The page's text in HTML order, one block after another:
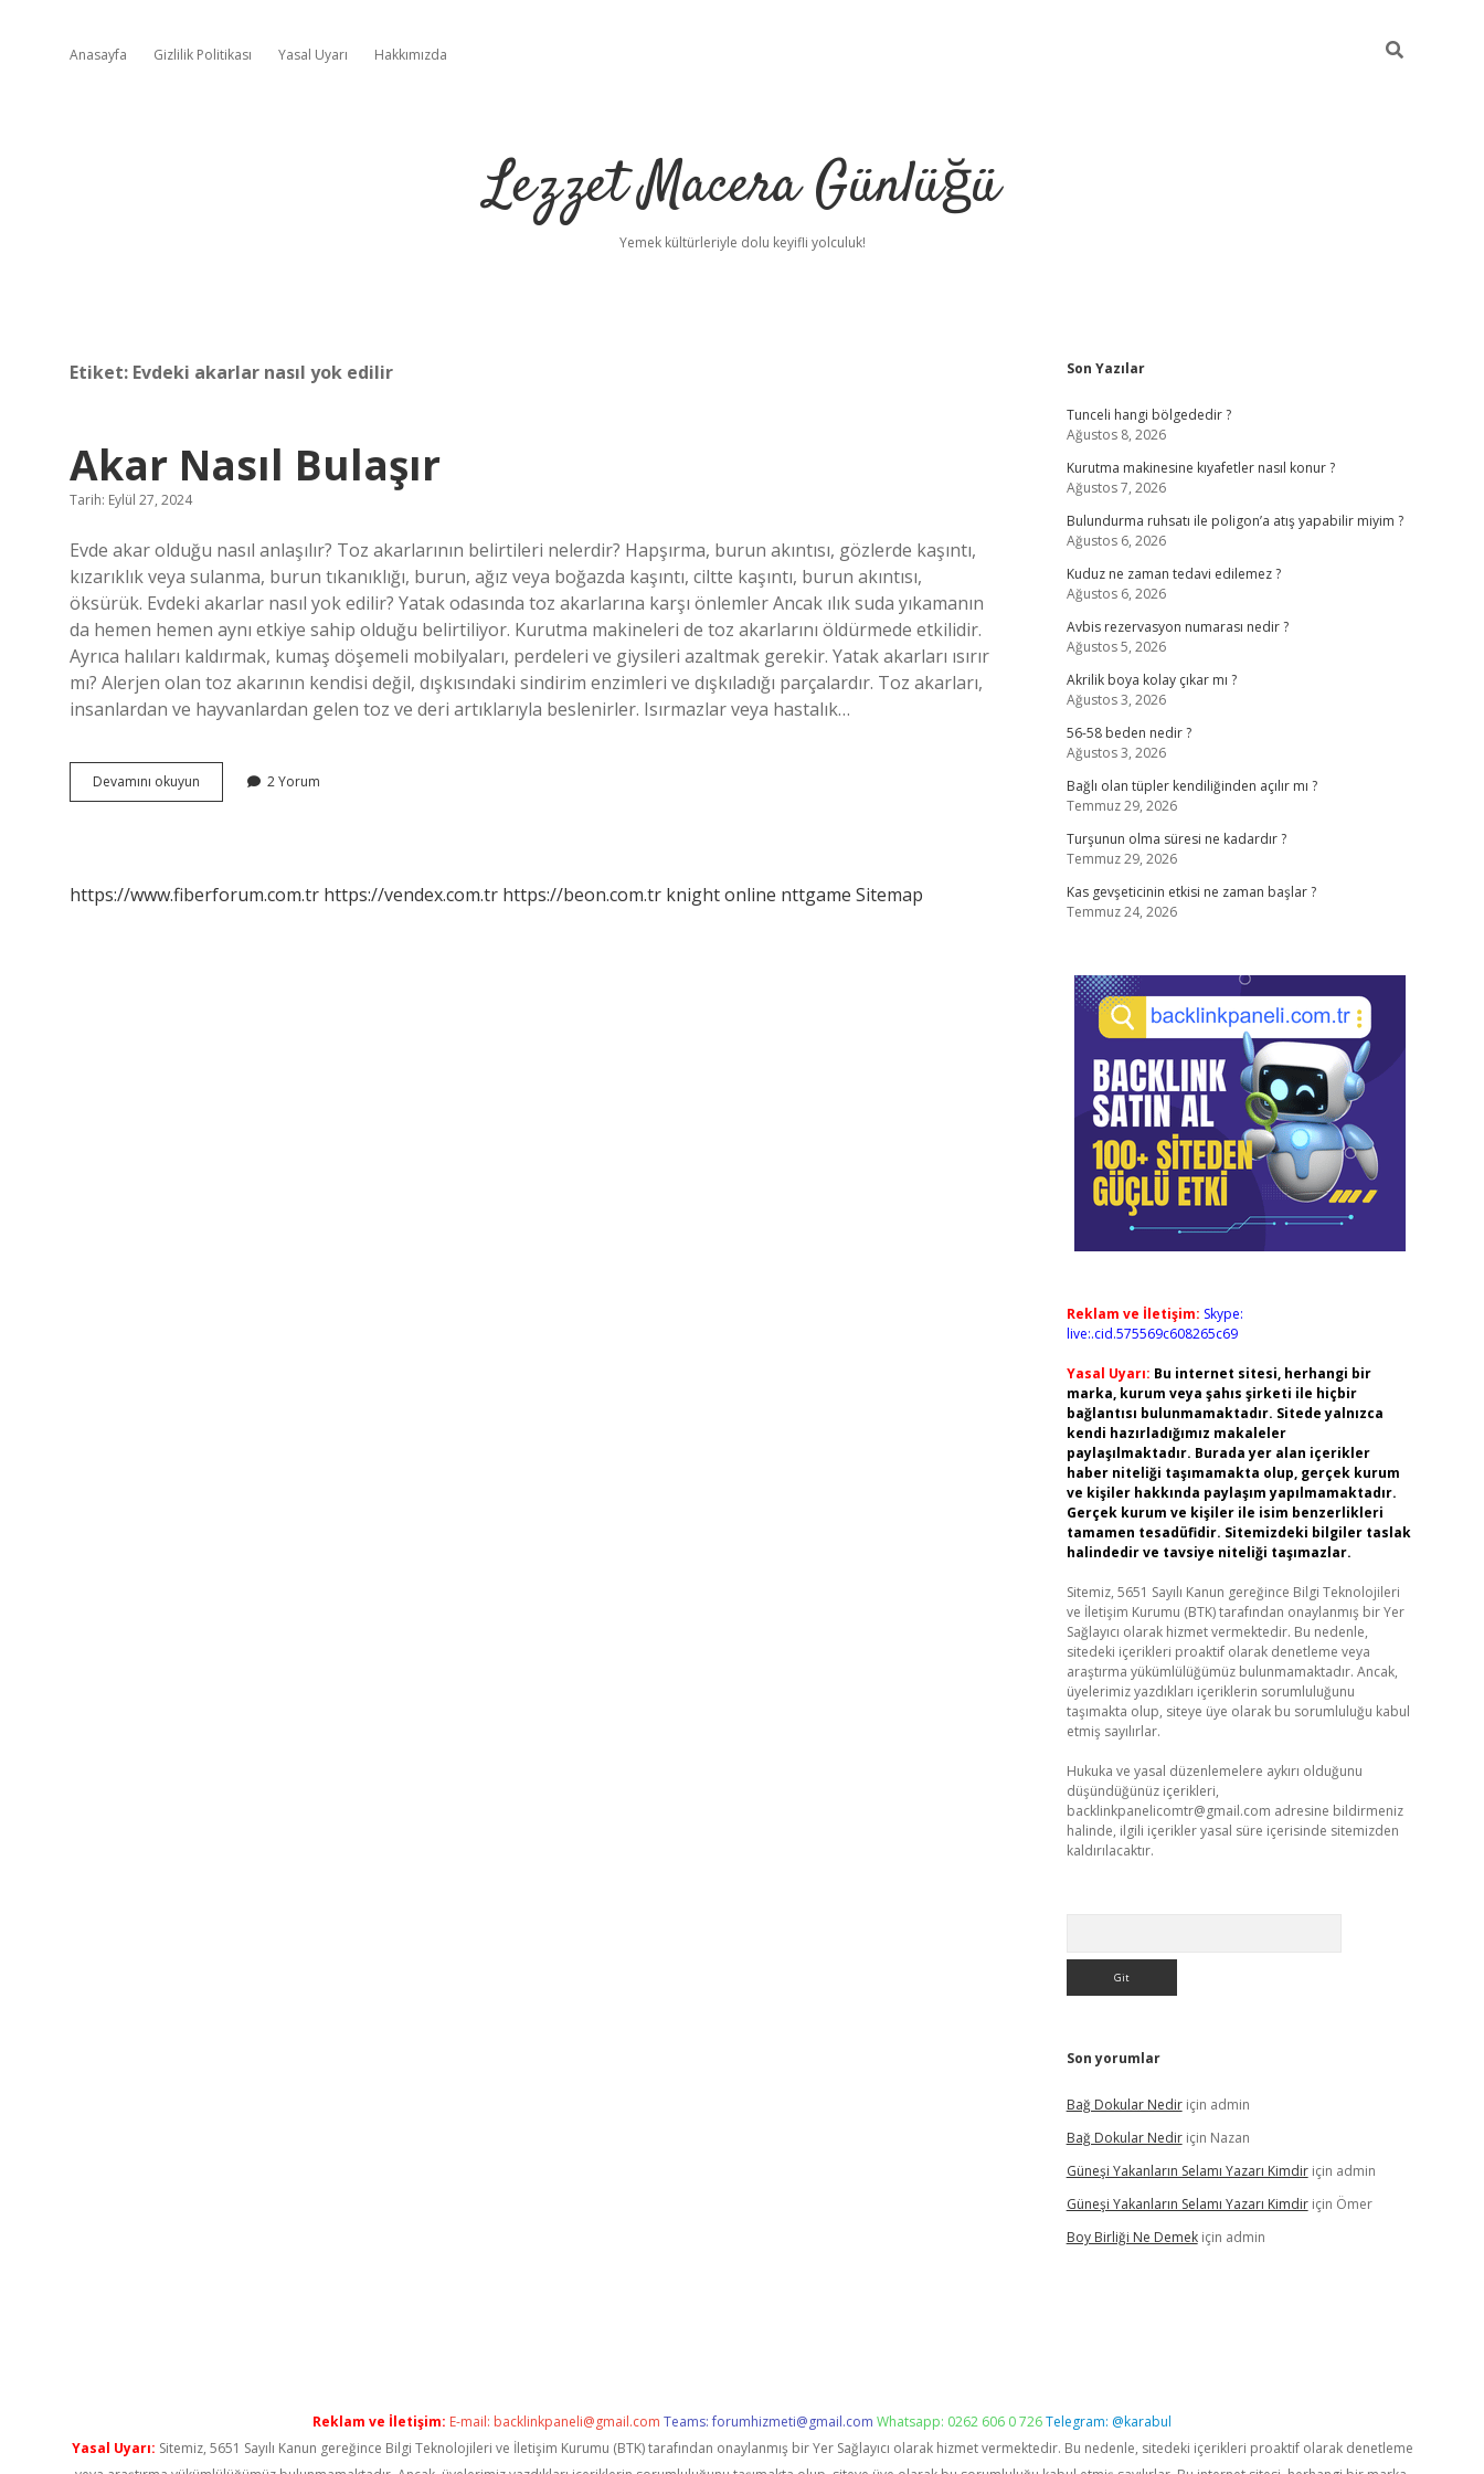
Anasayfa Gizlilik Politikası Yasal Uyarı Hakkımızda
Lezzet Macera Günlüğü
Yemek kültürleriyle dolu keyifli yolculuk!
Etiket: Evdeki akarlar nasıl yok edilir
Akar Nasıl Bulaşır
Tarih: Eylül 27, 2024
Evde akar olduğu nasıl anlaşılır? Toz akarlarının belirtileri nelerdir? Hapşırma, burun akıntısı, gözlerde kaşıntı,
kızarıklık veya sulanma, burun tıkanıklığı, burun, ağız veya boğazda kaşıntı, ciltte kaşıntı, burun akıntısı,
öksürük. Evdeki akarlar nasıl yok edilir? Yatak odasında toz akarlarına karşı önlemler Ancak ılık suda yıkamanın
da hemen hemen aynı etkiye sahip olduğu belirtiliyor. Kurutma makineleri de toz akarlarını öldürmede etkilidir.
Ayrıca halıları kaldırmak, kumaş döşemeli mobilyaları, perdeleri ve giysileri azaltmak gerekir. Yatak akarları ısırır
mı? Alerjen olan toz akarının kendisi değil, dışkısındaki sindirim enzimleri ve dışkıladığı parçalardır. Toz akarları,
insanlardan ve hayvanlardan gelen toz ve deri artıklarıyla beslenirler. Isırmazlar veya hastalık…
Devamını okuyun
Nasıl
2 Yorum
https://www.fiberforum.com.tr https://vendex.com.tr https://beon.com.tr knight online nttgame Sitemap
Sidebar
Son Yazılar
Tunceli hangi bölgededir ?
Ağustos 8, 2026
Kurutma makinesine kıyafetler nasıl konur ?
Ağustos 7, 2026
Bulundurma ruhsatı ile poligon’a atış yapabilir miyim ?
Ağustos 6, 2026
Kuduz ne zaman tedavi edilemez ?
Ağustos 6, 2026
Avbis rezervasyon numarası nedir ?
Ağustos 5, 2026
Akrilik boya kolay çıkar mı ?
Ağustos 3, 2026
56-58 beden nedir ?
Ağustos 3, 2026
Bağlı olan tüpler kendiliğinden açılır mı ?
Temmuz 29, 2026
Turşunun olma süresi ne kadardır ?
Temmuz 29, 2026
Kas gevşeticinin etkisi ne zaman başlar ?
Temmuz 24, 2026
Reklam ve İletişim: Skype:
live:.cid.575569c608265c69
Yasal Uyarı: Bu internet sitesi, herhangi bir
marka, kurum veya şahıs şirketi ile hiçbir
bağlantısı bulunmamaktadır. Sitede yalnızca
kendi hazırladığımız makaleler
paylaşılmaktadır. Burada yer alan içerikler
haber niteliği taşımamakta olup, gerçek kurum
ve kişiler hakkında paylaşım yapılmamaktadır.
Gerçek kurum ve kişiler ile isim benzerlikleri
tamamen tesadüfidir. Sitemizdeki bilgiler taslak
halindedir ve tavsiye niteliği taşımazlar.
Sitemiz, 5651 Sayılı Kanun gereğince Bilgi Teknolojileri
ve İletişim Kurumu (BTK) tarafından onaylanmış bir Yer
Sağlayıcı olarak hizmet vermektedir. Bu nedenle,
sitedeki içerikleri proaktif olarak denetleme veya
araştırma yükümlülüğümüz bulunmamaktadır. Ancak,
üyelerimiz yazdıkları içeriklerin sorumluluğunu
taşımakta olup, siteye üye olarak bu sorumluluğu kabul
etmiş sayılırlar.
Hukuka ve yasal düzenlemelere aykırı olduğunu
düşündüğünüz içerikleri,
backlinkpanelicomtr@gmail.com adresine bildirmeniz
halinde, ilgili içerikler yasal süre içerisinde sitemizden
kaldırılacaktır.
Son yorumlar
Bağ Dokular Nediriçin admin
Bağ Dokular Nediriçin Nazan
Güneşi Yakanların Selamı Yazarı Kimdiriçin admin
Güneşi Yakanların Selamı Yazarı Kimdiriçin Ömer
Boy Birliği Ne Demekiçin admin
Reklam ve İletişim: E-mail: backlinkpaneli@gmail.com Teams:forumhizmeti@gmail.com Whatsapp: 0262 606 0 726Telegram: @karabul
Yasal Uyarı: Sitemiz, 5651 Sayılı Kanun gereğince Bilgi Teknolojileri ve İletişim Kurumu (BTK) tarafından onaylanmış bir Yer Sağlayıcı olarak hizmet vermektedir. Bu nedenle, sitedeki içerikleri proaktif olarak denetleme